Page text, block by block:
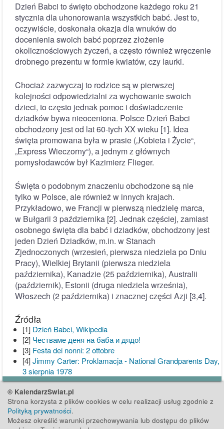
Dzień Babci to święto obchodzone każdego roku 21
stycznia dla uhonorowania wszystkich babć. Jest to,
oczywiście, doskonała okazja dla wnuków do
docenienia swoich babć poprzez złożenie
okolicznościowych życzeń, a często również wręczenie
drobnego prezentu w formie kwiatów, czy laurki.
Chociaż zazwyczaj to rodzice są w pierwszej
kolejności odpowiedzialni za wychowanie swoich
dzieci, to często jednak pomoc i doświadczenie
dziadków bywa nieoceniona. Polsce Dzień Babci
obchodzony jest od lat 60-tych XX wieku [1]. Idea
święta promowana była w prasie („Kobieta i Życie“,
„Express Wieczorny“), a jednym z głównych
pomysłodawców był Kazimierz Flieger.
Święta o podobnym znaczeniu obchodzone są nie
tylko w Polsce, ale również w innych krajach.
Przykładowo, we Francji w pierwszą niedzielę marca,
w Bułgarii 3 października [2]. Jednak częściej, zamiast
osobnego święta dla babć i dziadków, obchodzony jest
jeden Dzień Dziadków, m.in. w Stanach
Zjednoczonych (wrzesień, pierwsza niedziela po Dniu
Pracy), Wielkiej Brytanii (pierwsza niedziela
października), Kanadzie (25 października), Australii
(październik), Estonii (druga niedziela września),
Włoszech (2 października) i znacznej części Azji [3,4].
Źródła
[1] Dzień Babci, Wikipedia
[2] Честваме деня на баба и дядо!
[3] Festa dei nonni: 2 ottobre
[4]Jimmy Carter: Proklamacja - National Grandparents Day,
3 sierpnia 1978
© KalendarzSwiat.pl
Strona korzysta z plików cookies w celu realizacji usług zgodnie z
Polityką prywatności.
Możesz określić warunki przechowywania lub dostępu do plików